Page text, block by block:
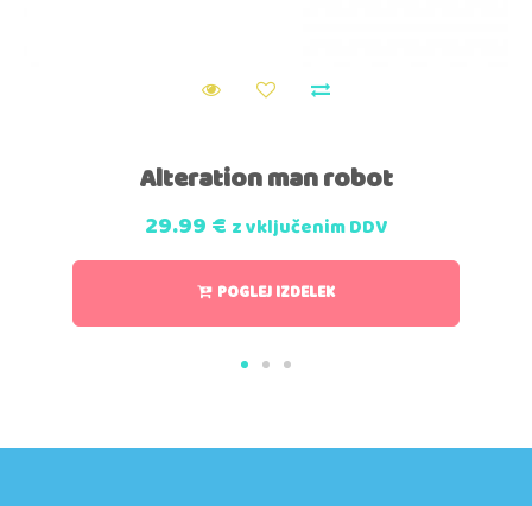
Alteration man robot
29.99€ z vključenim DDV
POGLEJ IZDELEK